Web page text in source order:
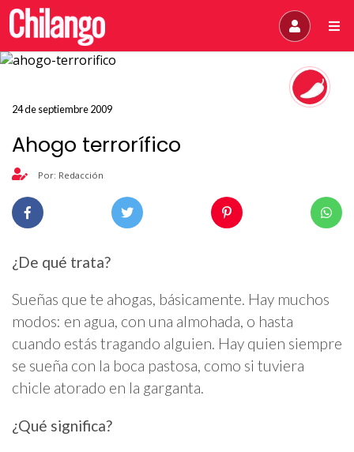
24 de septiembre 2009
Ahogo terrorífico
Por: Redacción
¿De qué trata?
Sueñas que te ahogas, básicamente. Hay muchos
modos: en agua, con una almohada, o hasta
cuando estás tragando alguien. Hay quien siempre
se sueña con la boca pastosa, como si tuviera
chicle atorado en la garganta.
¿Qué significa?